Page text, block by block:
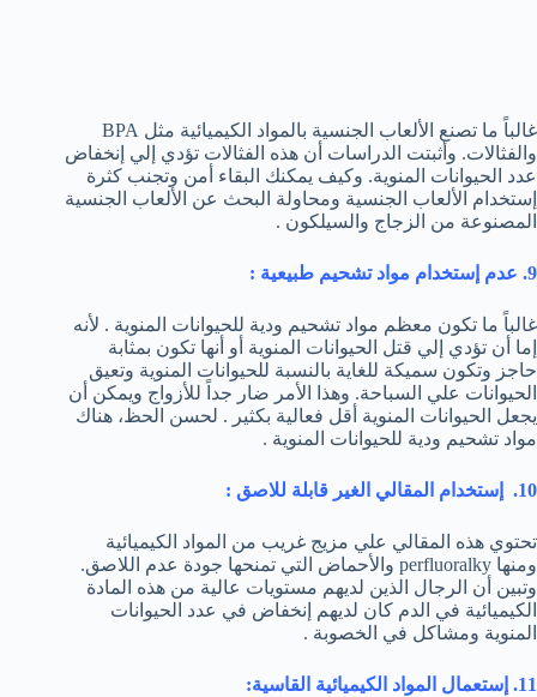
غالباً ما تصنع الألعاب الجنسية بالمواد الكيميائية مثل BPA
والفثالات. وأثبتت الدراسات أن هذه الفثالات تؤدي إلي إنخفاض
عدد الحيوانات المنوية. وكيف يمكنك البقاء أمن وتجنب كثرة
إستخدام الألعاب الجنسية ومحاولة البحث عن الألعاب الجنسية
المصنوعة من الزجاج والسيلكون .
9. عدم إستخدام مواد تشحيم طبيعية :
غالباً ما تكون معظم مواد تشحيم ودية للحيوانات المنوية . لأنه
إما أن تؤدي إلي قتل الحيوانات المنوية أو أنها تكون بمثابة
حاجز وتكون سميكة للغاية بالنسبة للحيوانات المنوية وتعيق
الحيوانات علي السباحة. وهذا الأمر ضار جداً للأزواج ويمكن أن
يجعل الحيوانات المنوية أقل فعالية بكثير . لحسن الحظ، هناك
مواد تشحيم ودية للحيوانات المنوية .
10. إستخدام المقالي الغير قابلة للاصق :
تحتوي هذه المقالي علي مزيج غريب من المواد الكيميائية
ومنها perfluoralky والأحماض التي تمنحها جودة عدم اللاصق.
وتبين أن الرجال الذين لديهم مستويات عالية من هذه المادة
الكيميائية في الدم كان لديهم إنخفاض في عدد الحيوانات
المنوية ومشاكل في الخصوبة .
11. إستعمال المواد الكيميائية القاسية: